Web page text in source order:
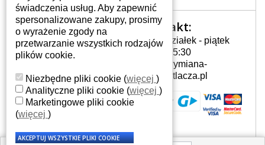
czy wyświetlanie innych liter oraz
dublowanie tych samych znaków. W
przypadku podlicia klawisze nie
powrócą do pierwotnej pozycji. Albo
też uszkodzenie mechaniczne, np.
JAK TO DZIAŁA?
Klawiatura składa się z kilku
warstw folii, z których przewodzą
przewodzące warstwy.
Twoje konto
Twoje konto
Dane osobowe
Adresy
Historia zamówień
Kontakt:
Poniedziałek - piątek
7:00 - 15:30
info@wymiana-
wyswietlacza.pl
świadczenia usług. Aby zapewnić
spersonalizowane zakupy, prosimy
o wyrażenie zgody na
przetwarzanie wszystkich rodzajów
plików cookie.
Niezbędne pliki cookie (więcej )
Analityczne pliki cookie (więcej )
Marketingowe pliki cookie
(więcej )